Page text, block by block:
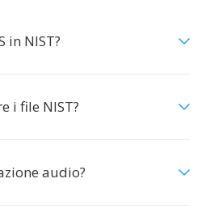
in NIST?
i file NIST?
audio?